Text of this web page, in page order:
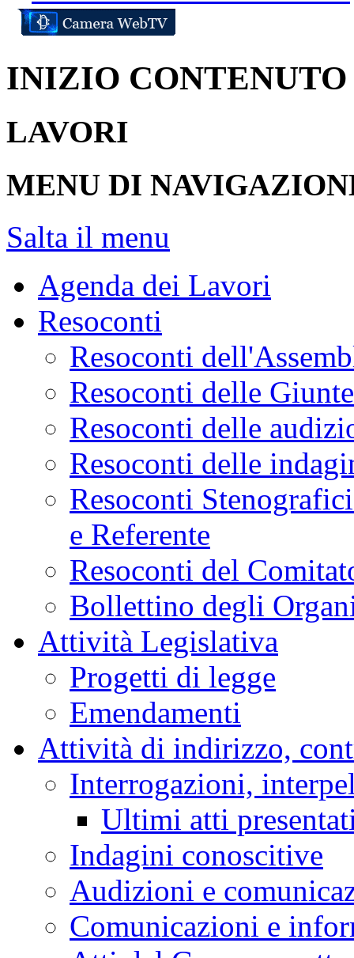
INIZIO CONTENUTO
LAVORI
MENU DI
Salta il menu
Agenda dei Lavori
Resoconti
Resoconti
Resoconti delle
Resoconti delle
Resoconti delle
Resoconti
e Referente
Resoconti del
Bollettino degli
Attività Legislativa
Progetti di legge
Emendamenti
Attività di indirizzo,
Interrogazioni,
Ultimi atti
Indagini conoscitive
Audizioni e
Comunicazioni e